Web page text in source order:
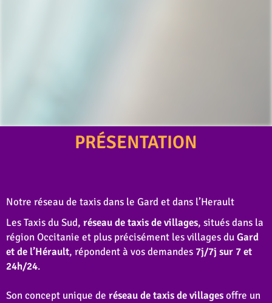
PRÉSENTATION
Notre réseau de taxis dans le Gard et dans l’Herault
Les Taxis du Sud, réseau de taxis de villages, situés dans la
région Occitanie et plus précisément les villages duGard
et de l’Hérault, répondent à vos demandes 7j/7j sur 7 et
24h/24.
Son concept unique de réseau de taxis de villagesoffre un